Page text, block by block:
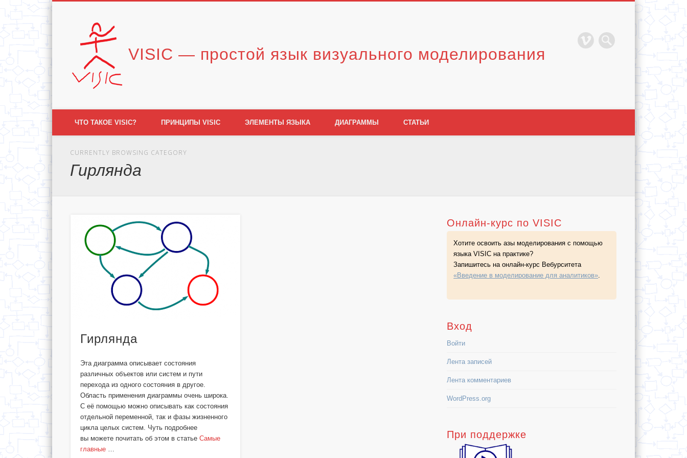
VISIC — простой язык визуального моделирования
ЧТО ТАКОЕ VISIC? ПРИНЦИПЫ VISIC ЭЛЕМЕНТЫ ЯЗЫКА ДИАГРАММЫ СТАТЬИ
CURRENTLY BROWSING CATEGORY
Гирлянда
Гирлянда
Эта диаграмма описывает состояния
различных объектов или систем и пути
перехода из одного состояния в другое.
Область применения диаграммы очень широка.
С её помощью можно описывать как состояния
отдельной переменной, так и фазы жизненного
цикла целых систем. Чуть подробнее
вы можете почитать об этом в статьеСамые
главные …
Онлайн-курс по VISIC
Хотите освоить азы моделирования с помощью
языка VISIC на практике?
Запишитесь наонлайн-курс Вебурситета
«Введение в моделирование для аналитиков».
Вход
Войти
Лента записей
Лента комментариев
WordPress.org
При поддержке